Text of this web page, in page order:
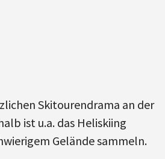
Skitourendrama an der
ist u.a. das Heliskiing
Gelände sammeln.